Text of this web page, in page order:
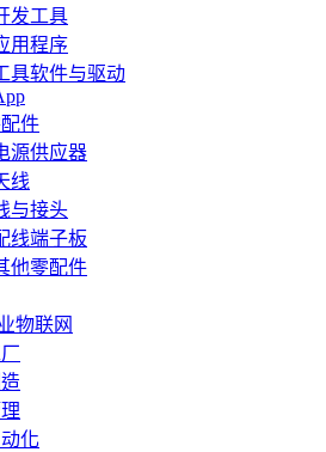
发工具
用程序
具软件与驱动
件
源供应器
线
与接头
线端子板
他零配件
物联网
化